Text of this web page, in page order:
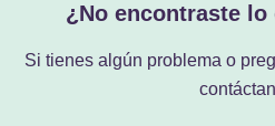
¿No encontraste lo
Si tienes algún problema o